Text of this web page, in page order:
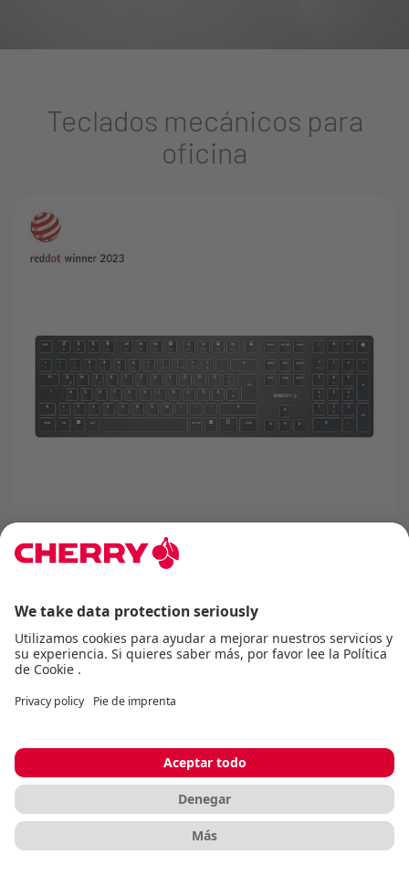
Teclados mecánicos para
oficina
Teclado ultraplano de gama alta con
interruptores mecánicos